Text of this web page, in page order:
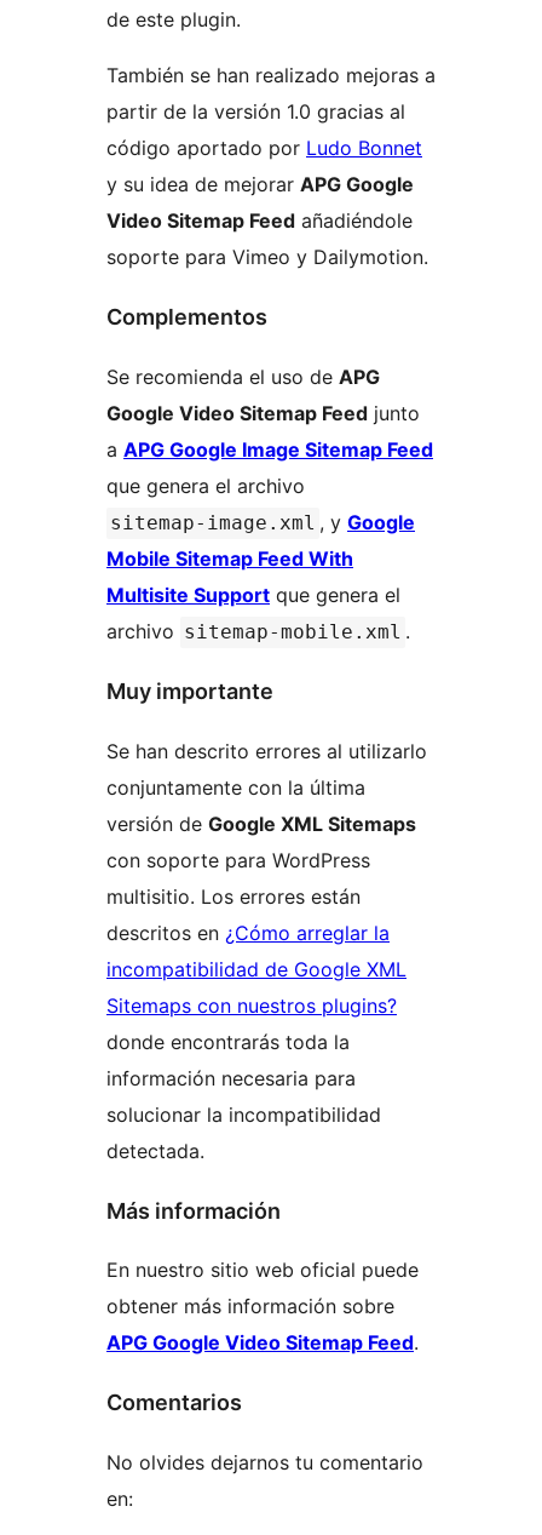
de este plugin.
También se han realizado mejoras a
partir de la versión 1.0 gracias al
código aportado por Ludo Bonnet
y su idea de mejorar APG Google
Video Sitemap Feed añadiéndole
soporte para Vimeo y Dailymotion.
Complementos
Se recomienda el uso de APG
Google Video Sitemap Feed junto
a APG Google Image Sitemap Feed
que genera el archivo
sitemap-image.xml , y Google
Mobile Sitemap Feed With
Multisite Support que genera el
archivo sitemap-mobile.xml .
Muy importante
Se han descrito errores al utilizarlo
conjuntamente con la última
versión de Google XML Sitemaps
con soporte para WordPress
multisitio. Los errores están
descritos en ¿Cómo arreglar la
incompatibilidad de Google XML
Sitemaps con nuestros plugins?
donde encontrarás toda la
información necesaria para
solucionar la incompatibilidad
detectada.
Más información
En nuestro sitio web oficial puede
obtener más información sobre
APG Google Video Sitemap Feed.
Comentarios
No olvides dejarnos tu comentario
en: